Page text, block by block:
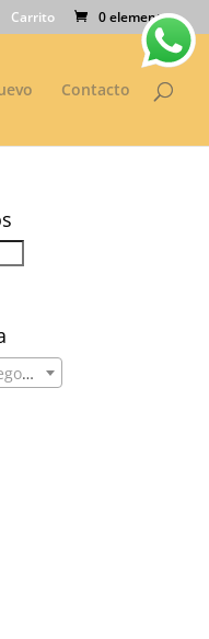
Carrito 0 elementos
Contacto
Selecciona una categoría